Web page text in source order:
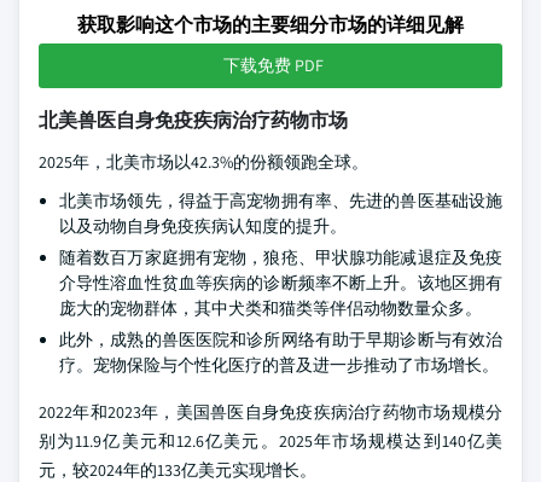
获取影响这个市场的主要细分市场的详细见解
下载免费 PDF
北美兽医自身免疫疾病治疗药物市场
2025年，北美市场以42.3%的份额领跑全球。
北美市场领先，得益于高宠物拥有率、先进的兽医基础设施
以及动物自身免疫疾病认知度的提升。
随着数百万家庭拥有宠物，狼疮、甲状腺功能减退症及免疫
介导性溶血性贫血等疾病的诊断频率不断上升。该地区拥有
庞大的宠物群体，其中犬类和猫类等伴侣动物数量众多。
此外，成熟的兽医医院和诊所网络有助于早期诊断与有效治
疗。宠物保险与个性化医疗的普及进一步推动了市场增长。
2022年和2023年，美国兽医自身免疫疾病治疗药物市场规模分
别为11.9亿美元和12.6亿美元。2025年市场规模达到140亿美
元，较2024年的133亿美元实现增长。